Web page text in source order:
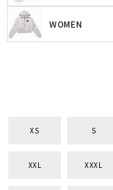
WOMEN
XS S
XXL XXXL